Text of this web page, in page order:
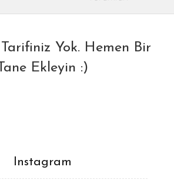
Yok. Hemen Bir
Tane Ekleyin :)
Instagram